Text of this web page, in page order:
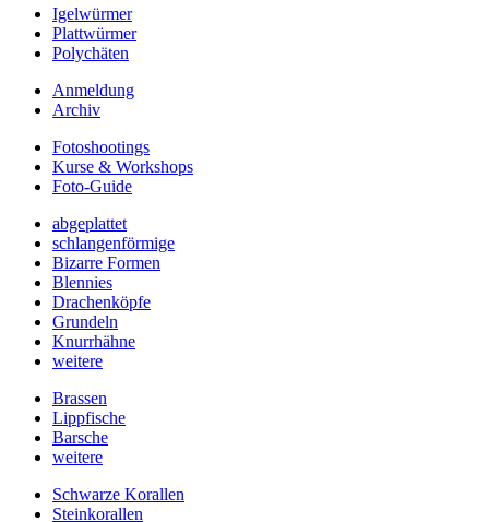
Igelwürmer
Plattwürmer
Polychäten
Anmeldung
Archiv
Fotoshootings
Kurse & Workshops
Foto-Guide
abgeplattet
schlangenförmige
Bizarre Formen
Blennies
Drachenköpfe
Grundeln
Knurrhähne
weitere
Brassen
Lippfische
Barsche
weitere
Schwarze Korallen
Steinkorallen